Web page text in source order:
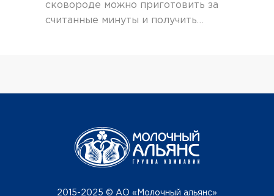
сковороде можно приготовить за
считанные минуты и получить…
2015-2025 © АО «Молочный альянс»